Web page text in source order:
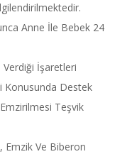
Anne İle Bebek 24
Verdiği İşaretleri
Konusunda Destek
Teşvik
Emzik Ve Biberon